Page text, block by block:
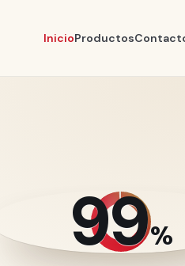
InicioProductos
99%